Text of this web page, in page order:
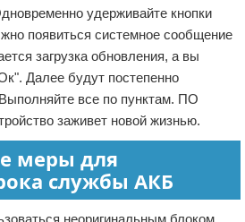
удерживайте кнопки
появиться системное сообщение
загрузка обновления, а вы
Далее будут постепенно
все по пунктам. ПО
заживет новой жизнью.
меры для
службы АКБ
неоригинальным блоком